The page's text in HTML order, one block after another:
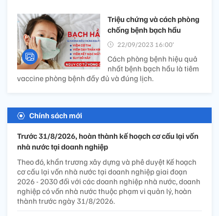
Triệu chứng và cách phòng
chống bệnh bạch hầu
22/09/2023 16:00’
Cách phòng bệnh hiệu quả
nhất bệnh bạch hầu là tiêm
vaccine phòng bệnh đầy đủ và đúng lịch.
Chính sách mới
Trước 31/8/2026, hoàn thành kế hoạch cơ cấu lại vốn
nhà nước tại doanh nghiệp
Theo đó, khẩn trương xây dựng và phê duyệt Kế hoạch
cơ cấu lại vốn nhà nước tại doanh nghiệp giai đoạn
2026 - 2030 đối với các doanh nghiệp nhà nước, doanh
nghiệp có vốn nhà nước thuộc phạm vi quản lý, hoàn
thành trước ngày 31/8/2026.